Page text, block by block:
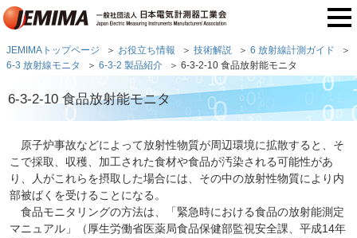
JEMIMAトップページ お役立ち情報 技術解説
6 放射線計測ガイド
6-3 放射線モニタ
6-3-2 製品紹介 6-3-2-10 食品放射能モニタ
6-3-2-10 食品放射能モニタ
原子炉事故などによって放射性物質が周辺環境に拡散すると、そ
こで採取、収穫、加工された食材や食品が汚染される可能性があ
り、人がこれらを摂取した場合には、その中の放射性物質により内
部被ばくを受けることになる。
食品モニタリングの方法は、「緊急時における食品の放射能測定
マニュアル」（厚生労働省医薬局食品保健部監視安全課、平成14年